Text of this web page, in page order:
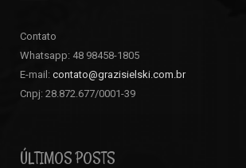
Contato
Whatsapp: 48 98458-1805
E-mail: contato@grazisielski.com.br
Cnpj: 28.872.677/0001-39
ÚLTIMOS POSTS